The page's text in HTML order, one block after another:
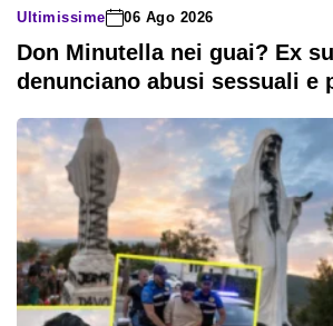
Ultimissime 06 Ago 2026
Don Minutella nei guai? Ex
denunciano abusi sessuali e